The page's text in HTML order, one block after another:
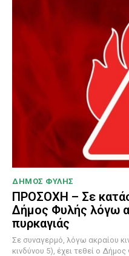
ΔΗΜΟΣ ΦΥΛΗΣ
ΠΡΟΣΟΧΗ – Σε
Δήμος Φυλής λόγω
πυρκαγιάς
Σε συναγερμό, λόγω ακραίου
κινδύνου 5), έχει τεθεί ο